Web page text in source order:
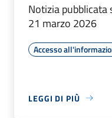
Notizia pubblicata
21 marzo 2026
Accesso
LEGGI DI PIÙ